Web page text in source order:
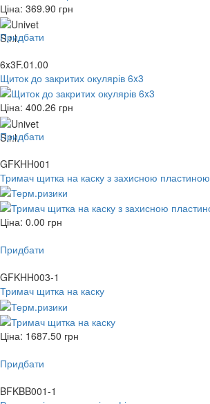
Ціна: 369.90 грн
Придбати
6x3F.01.00
Щиток до закритих окулярів 6x3
Ціна: 400.26 грн
Придбати
GFKHH001
Тримач щитка на каску з захисною пластиною
Ціна: 0.00 грн
Придбати
GFKHH003-1
Тримач щитка на каску
Ціна: 1687.50 грн
Придбати
BFKBB001-1